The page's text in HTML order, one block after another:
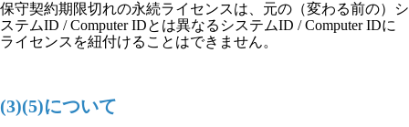
保守契約期限切れの永続ライセンスは、元の（変わる前の）シ
ステムID / Computer IDとは異なるシステムID / Computer IDに
ライセンスを紐付けることはできません。
(3)(5)について